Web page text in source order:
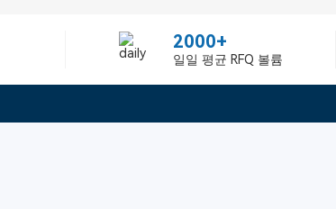
2000+
일일 평균 RFQ 볼륨